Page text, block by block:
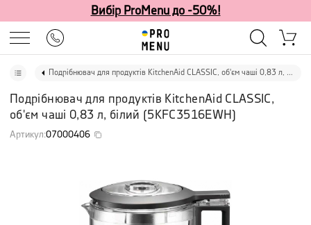
Вибір ProMenu до -50%!
Подрібнювач для продуктів KitchenAid CLASSIC, об'єм чаші 0,83 л, білий
Подрібнювач для продуктів KitchenAid CLASSIC,
об'єм чаші 0,83 л, білий (5KFC3516EWH )
Артикул:07000406